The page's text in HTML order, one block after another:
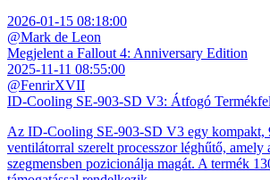
2026-01-15 08:18:00
@Mark de Leon
Megjelent a Fallout 4: Anniversary Edition
2025-11-11 08:55:00
@FenrirXVII
ID-Cooling SE-903-SD V3: Átfogó
Az ID-Cooling SE-903-SD V3 egy kompakt,
ventilátorral szerelt processzor léghűtő, amely
szegmensben pozicionálja magát. A termék